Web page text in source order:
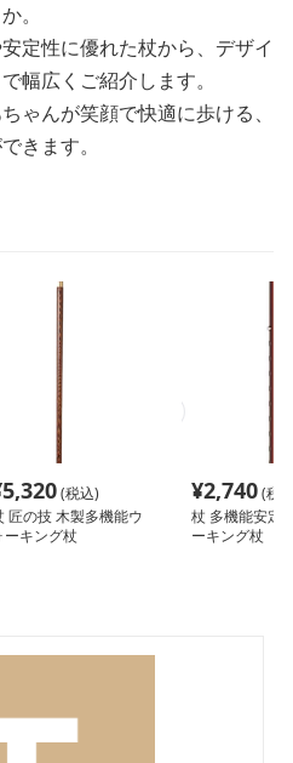
。
定性に優れた杖から、デザイ
幅広くご紹介します。
ゃんが笑顔で快適に歩ける、
きます。
5,320(税込)
匠の技 木製多機能ウ
ーキング杖
¥2,740(税
杖 多機能安定
ーキング杖